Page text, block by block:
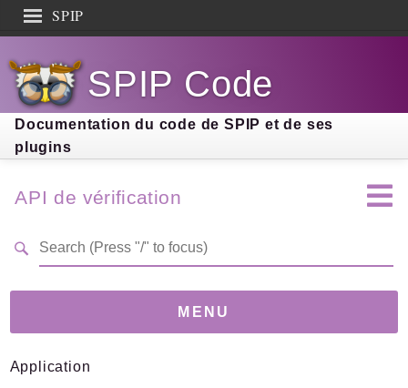
SPIP
Documentation
Contribution
Entraide
Découverte
SPIP Code
Documentation du code de SPIP et de ses
plugins
API de vérification
MENU
Version3.9.2
Application
Search results